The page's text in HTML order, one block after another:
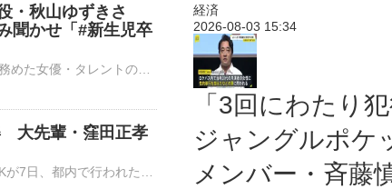
・秋山ゆずきさ
聞かせ「#新生児卒
大先輩・窪田正孝
経済
2026-08-03 15:34
「3回にわたり犯
ジャングルポケ
メンバー・斉藤